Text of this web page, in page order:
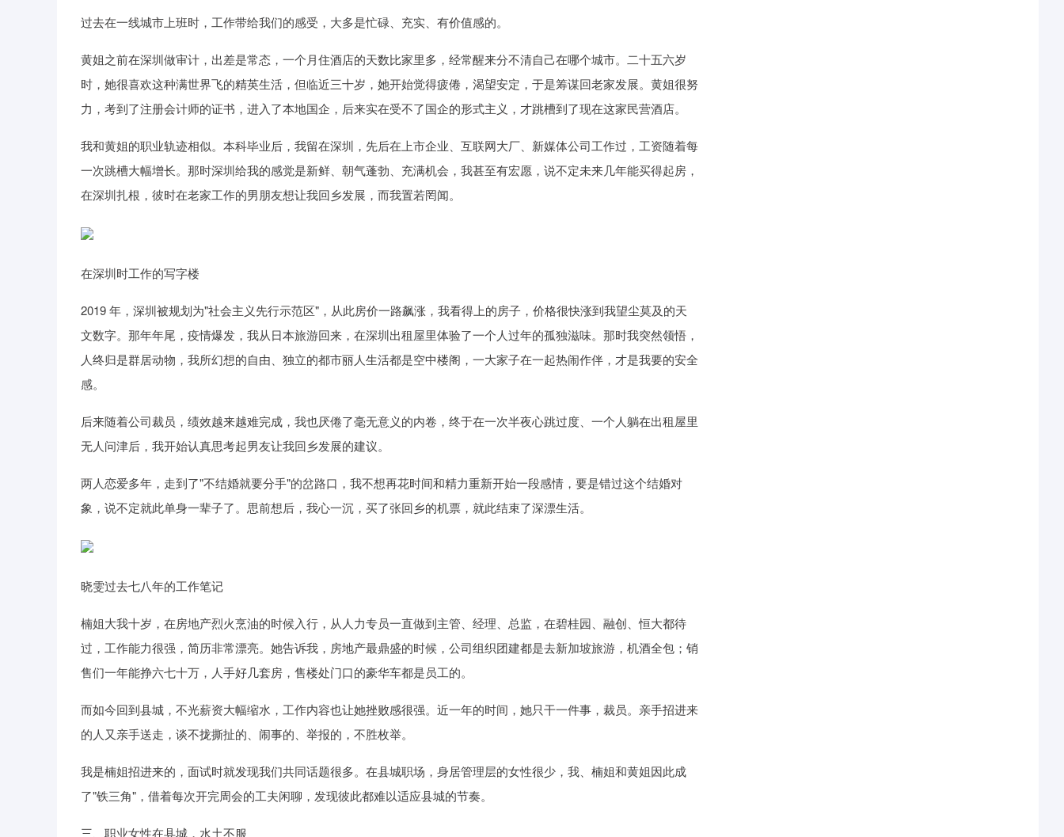
过去在一线城市上班时，工作带给我们的感受，大多是忙碌、充实、有价值感的。
黄姐之前在深圳做审计，出差是常态，一个月住酒店的天数比家里多，经常醒来分不清自己在哪个城市。二十五六岁
时，她很喜欢这种满世界飞的精英生活，但临近三十岁，她开始觉得疲倦，渴望安定，于是筹谋回老家发展。黄姐很努
力，考到了注册会计师的证书，进入了本地国企，后来实在受不了国企的形式主义，才跳槽到了现在这家民营酒店。
我和黄姐的职业轨迹相似。本科毕业后，我留在深圳，先后在上市企业、互联网大厂、新媒体公司工作过，工资随着每
一次跳槽大幅增长。那时深圳给我的感觉是新鲜、朝气蓬勃、充满机会，我甚至有宏愿，说不定未来几年能买得起房，
在深圳扎根，彼时在老家工作的男朋友想让我回乡发展，而我置若罔闻。
在深圳时工作的写字楼
2019 年，深圳被规划为"社会主义先行示范区"，从此房价一路飙涨，我看得上的房子，价格很快涨到我望尘莫及的天
文数字。那年年尾，疫情爆发，我从日本旅游回来，在深圳出租屋里体验了一个人过年的孤独滋味。那时我突然领悟，
人终归是群居动物，我所幻想的自由、独立的都市丽人生活都是空中楼阁，一大家子在一起热闹作伴，才是我要的安全
感。
后来随着公司裁员，绩效越来越难完成，我也厌倦了毫无意义的内卷，终于在一次半夜心跳过度、一个人躺在出租屋里
无人问津后，我开始认真思考起男友让我回乡发展的建议。
两人恋爱多年，走到了"不结婚就要分手"的岔路口，我不想再花时间和精力重新开始一段感情，要是错过这个结婚对
象，说不定就此单身一辈子了。思前想后，我心一沉，买了张回乡的机票，就此结束了深漂生活。
晓雯过去七八年的工作笔记
楠姐大我十岁，在房地产烈火烹油的时候入行，从人力专员一直做到主管、经理、总监，在碧桂园、融创、恒大都待
过，工作能力很强，简历非常漂亮。她告诉我，房地产最鼎盛的时候，公司组织团建都是去新加坡旅游，机酒全包；销
售们一年能挣六七十万，人手好几套房，售楼处门口的豪华车都是员工的。
而如今回到县城，不光薪资大幅缩水，工作内容也让她挫败感很强。近一年的时间，她只干一件事，裁员。亲手招进来
的人又亲手送走，谈不拢撕扯的、闹事的、举报的，不胜枚举。
我是楠姐招进来的，面试时就发现我们共同话题很多。在县城职场，身居管理层的女性很少，我、楠姐和黄姐因此成
了"铁三角"，借着每次开完周会的工夫闲聊，发现彼此都难以适应县城的节奏。
三、职业女性在县城，水土不服